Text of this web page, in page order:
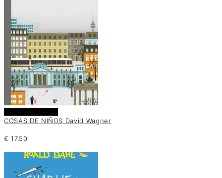
COSAS DE NIÑOS David Wagner
€ 17.50